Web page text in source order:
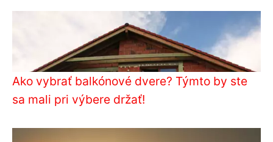
Ako vybrať balkónové dvere? Týmto by ste
sa mali pri výbere držať!